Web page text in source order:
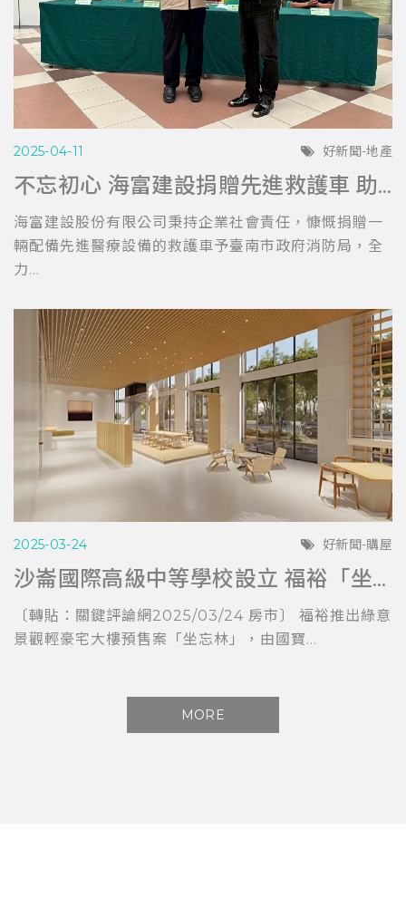
2025-04-11 好新聞-地產
不忘初心 海富建設捐贈先進救護車 助力台南消防局提升救護效能
海富建設股份有限公司秉持企業社會責任，慷慨捐贈一
輛配備先進醫療設備的救護車予臺南市政府消防局，全
力...
2025-03-24 好新聞-購屋
沙崙國際高級中等學校設立 福裕「坐忘林」擁科技與教育加持
〔轉貼：關鍵評論網2025/03/24 房市〕 福裕推出綠意
景觀輕豪宅大樓預售案「坐忘林」，由國寶...
MORE